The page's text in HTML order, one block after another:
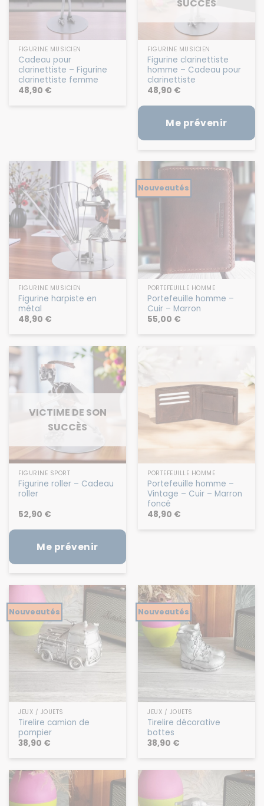
FIGURINE MUSICIEN
Cadeau pour
clarinettiste – Figurine
clarinettiste femme
48,90 €
SUCCÈS
FIGURINE MUSICIEN
Figurine clarinettiste
homme – Cadeau pour
clarinettiste
48,90 €
Me prévenir
FIGURINE MUSICIEN
Figurine harpiste en
métal
48,90 €
Nouveautés
PORTEFEUILLE HOMME
Portefeuille homme –
Cuir – Marron
55,00 €
VICTIME DE SON
SUCCÈS
FIGURINE SPORT
Figurine roller – Cadeau
roller
52,90 €
Me prévenir
PORTEFEUILLE HOMME
Portefeuille homme –
Vintage – Cuir – Marron
foncé
48,90 €
Nouveautés
JEUX / JOUETS
Tirelire camion de
pompier
38,90 €
Nouveautés
JEUX / JOUETS
Tirelire décorative
bottes
38,90 €